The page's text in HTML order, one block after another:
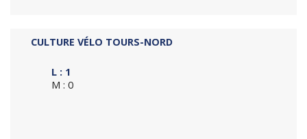
CULTURE VÉLO TOURS-NORD
L : 1
M : 0